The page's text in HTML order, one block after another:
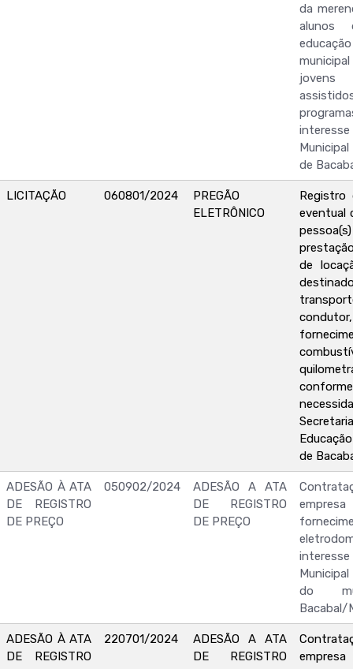
da
alunos
de
LICITAÇÃO 060801/2024
PREGÃO
ELETRÔNICO
Registro
eventual
de
de
ADESÃO À ATA
DE REGISTRO
DE PREÇO
050902/2024
ADESÃO A ATA
DE REGISTRO
DE PREÇO
do
Bacabal/
ADESÃO À ATA
DE REGISTRO
220701/2024
ADESÃO A ATA
DE REGISTRO